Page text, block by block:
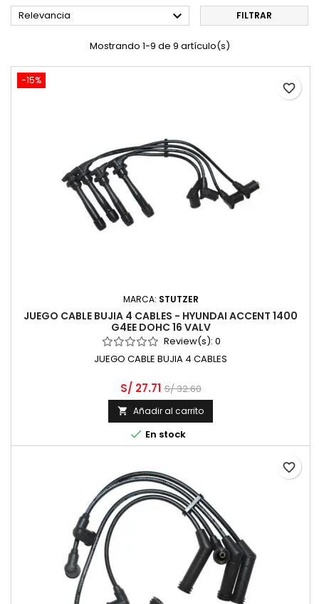
Relevancia  FILTRAR
Mostrando 1-9 de 9 artículo(s)
-15%
MARCA: STUTZER
JUEGO CABLE BUJIA 4 CABLES - HYUNDAI ACCENT 1400
G4EE DOHC 16 VALV
Review(s): 0
JUEGO CABLE BUJIA 4 CABLES
S/ 27.71 S/ 32.60
 Añadir al carrito
 En stock
favorite_border
favorite_border